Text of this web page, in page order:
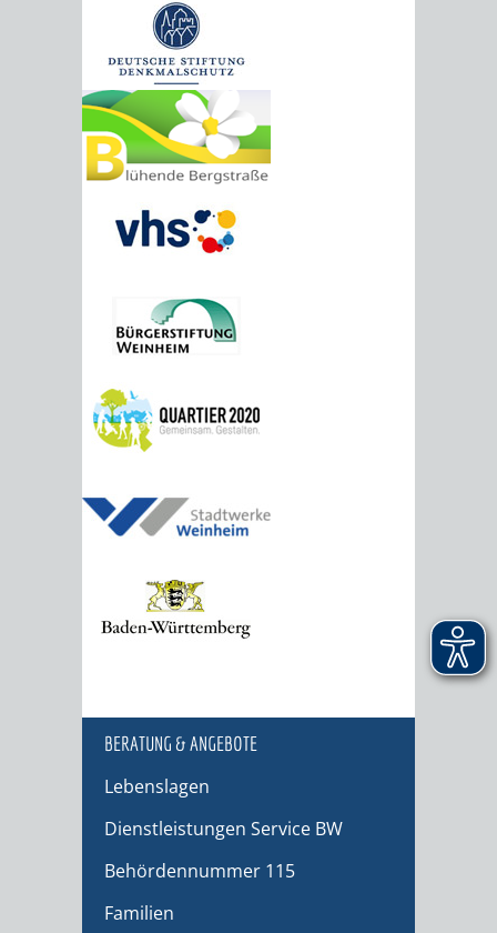
BERATUNG & ANGEBOTE
Lebenslagen
Dienstleistungen Service BW
Behördennummer 115
Familien